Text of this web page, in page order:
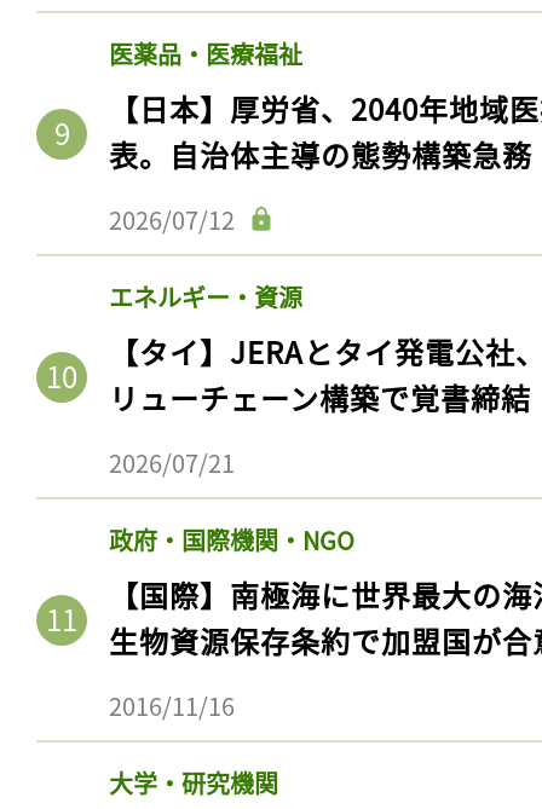
医薬品・医療福祉
【日本】厚労省、2040年地域
表。自治体主導の態勢構築急務
2026/07/12
エネルギー・資源
【タイ】JERAとタイ発電公社
リューチェーン構築で覚書締結
2026/07/21
政府・国際機関・NGO
【国際】南極海に世界最大の
生物資源保存条約で加盟国が合
2016/11/16
大学・研究機関